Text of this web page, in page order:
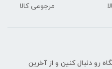
مرجوعی کالا
رو دنبال کنین و از آخرین